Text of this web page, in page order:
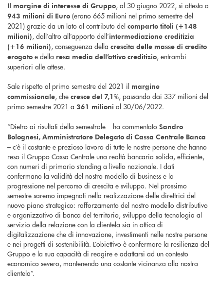
Il margine di interesse di Gruppo, al 30 giugno 2022, si attesta a
943 milioni di Euro (erano 665 milioni nel primo semestre del
2021) grazie da un lato al contributo del comparto titoli (+148
milioni), dall’altro all’apporto dell’intermediazione creditizia
(+16 milioni), conseguenza della crescita delle masse di credito
erogato e della resa media dell’attivo creditizio, entrambi
superiori alle attese.
Sale rispetto al primo semestre del 2021 il margine
commissionale, che cresce del 7,1%, passando dai 337 milioni del
primo semestre 2021 a 361 milioni al 30/06/2022.
“Dietro ai risultati della semestrale – ha commentato Sandro
Bolognesi, Amministratore Delegato di Cassa Centrale Banca
– c’è il costante e prezioso lavoro di tutte le nostre persone che hanno
reso il Gruppo Cassa Centrale una realtà bancaria solida, efficiente,
con numeri di primario standing a livello nazionale. I dati
confermano la validità del nostro modello di business e la
progressione nel percorso di crescita e sviluppo. Nel prossimo
semestre saremo impegnati nella realizzazione delle direttrici del
nuovo piano strategico: rafforzamento del nostro modello distributivo
e organizzativo di banca del territorio, sviluppo della tecnologia al
servizio della relazione con la clientela sia in ottica di
digitalizzazione che di innovazione, investimenti nelle nostre persone
e nei progetti di sostenibilità. L’obiettivo è confermare la resilienza del
Gruppo e la sua capacità di reagire e adattarsi ad un contesto
economico severo, mantenendo una costante vicinanza alla nostra
clientela”.